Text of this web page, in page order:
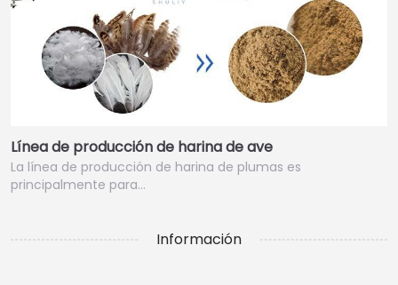
Línea de producción de harina de ave
La línea de producción de harina de plumas es
principalmente para…
Información